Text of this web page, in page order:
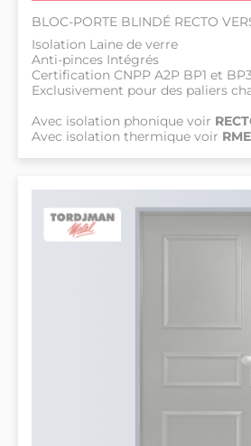
BLOC-PORTE BLINDÉ RECTO
Isolation Laine de verre
Anti-pinces Intégrés
Certification CNPP A2P BP1 et BP3
Exclusivement pour des paliers
Avec isolation phonique voir
Avec isolation thermique voir